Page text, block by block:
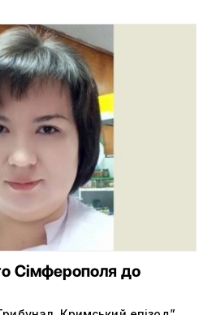
Сімферополя до